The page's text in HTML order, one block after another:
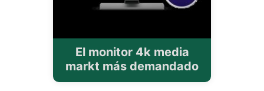
El monitor 4k media
markt más demandado